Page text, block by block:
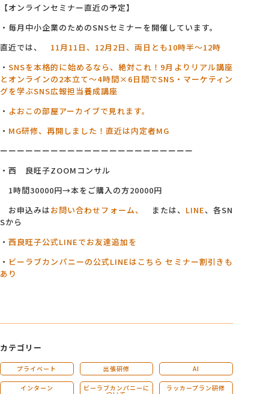
【オンラインセミナー直近の予定】
・毎月中小企業のためのSNSセミナーを開催しています。
直近では、 11月11日、12月2日、両日とも10時半～12時
・SNSを本格的に始めるなら、絶対これ！9月よりリアル講座
とオンラインの2本立て～4時間×6日間でSNS・マーケティン
グを学ぶSNS広報担当養成講座
・ よおこの部屋アーカイブで見れます。
・ MG研修、再開しました！直近は内定者MG
ーーーーーーーーーーーーーーーーーーーーーーー
・西 良旺子ZOOMコンサル
1時間30000円→本をご購入の方20000円
お申込みはお問い合わせフォーム、 または、 LINE、各SN
Sから
・ 西良旺子公式LINEでお友達追加を
・ ビーラブカンパニーの公式LINEはこちら セミナー割引きも
あり
カテゴリー
プライベート 出張研修 AI
インターン ビーラブカンパニーに ラッカープラン研修